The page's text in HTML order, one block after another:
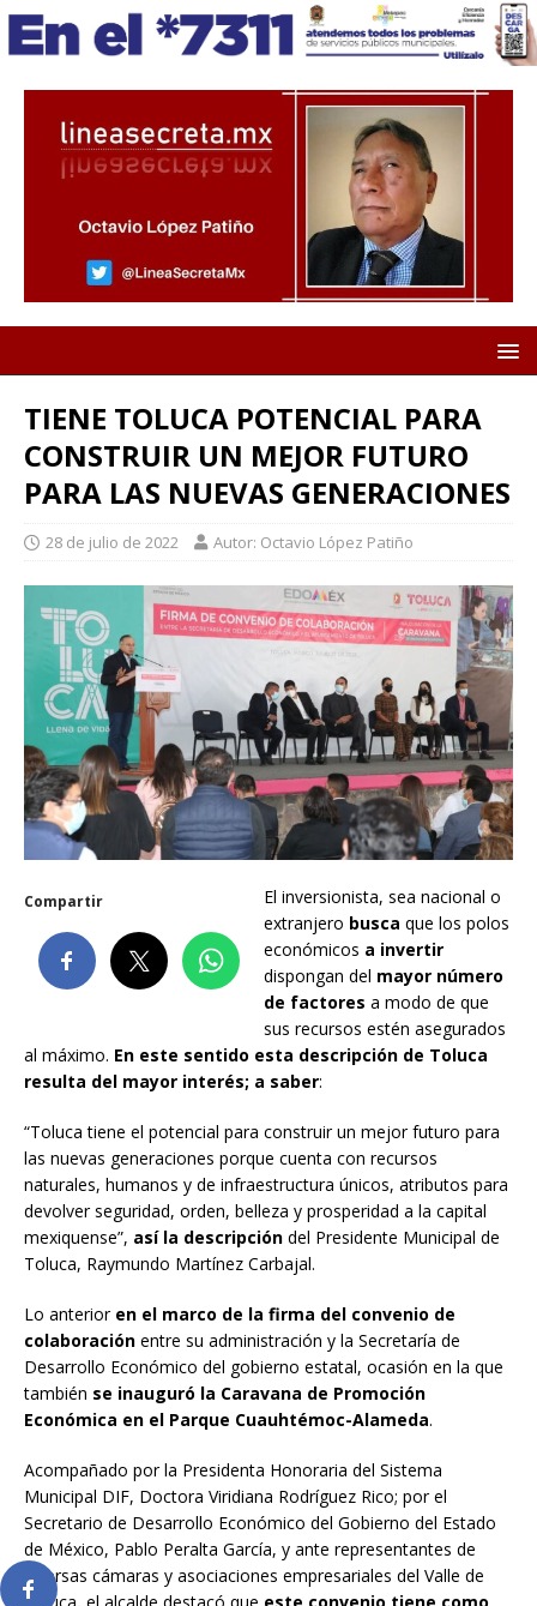
TIENE TOLUCA POTENCIAL PARA
CONSTRUIR UN MEJOR FUTURO
PARA LAS NUEVAS GENERACIONES
28 de julio de 2022 Autor: Octavio López Patiño
Compartir
El inversionista, sea nacional o
extranjero busca que los polos
económicos a invertir
dispongan del mayor número
de factores a modo de que
sus recursos estén asegurados
al máximo. En este sentido esta descripción de Toluca
resulta del mayor interés; a saber:
“Toluca tiene el potencial para construir un mejor futuro para
las nuevas generaciones porque cuenta con recursos
naturales, humanos y de infraestructura únicos, atributos para
devolver seguridad, orden, belleza y prosperidad a la capital
mexiquense”, así la descripción del Presidente Municipal de
Toluca, Raymundo Martínez Carbajal.
Lo anterior en el marco de la firma del convenio de
colaboración entre su administración y la Secretaría de
Desarrollo Económico del gobierno estatal, ocasión en la que
también se inauguró la Caravana de Promoción
Económica en el Parque Cuauhtémoc-Alameda.
Acompañado por la Presidenta Honoraria del Sistema
Municipal DIF, Doctora Viridiana Rodríguez Rico; por el
Secretario de Desarrollo Económico del Gobierno del Estado
de México, Pablo Peralta García, y ante representantes de
diversas cámaras y asociaciones empresariales del Valle de